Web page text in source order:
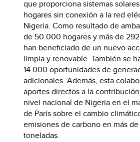
que proporciona sistemas
hogares sin conexión a la red
Nigeria. Como resultado de
de 50.000 hogares y más de
han beneficiado de un nuevo
limpia y renovable. También se
14.000 oportunidades de
adicionales. Además, esta
aportes directos a la
nivel nacional de Nigeria en el
de París sobre el cambio
emisiones de carbono en más
toneladas.